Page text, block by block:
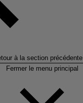
à la section précédente
Fermer le menu principal